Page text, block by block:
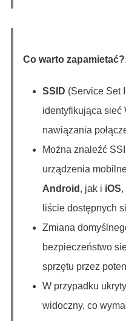
Co warto
SSID (Service Set
identyfikująca sieć
nawiązania
Można znaleźć
urządzenia
Android , jak i iOS,
liście dostępnych
Zmiana
bezpieczeństwo
sprzętu przez
W przypadku
widoczny, co